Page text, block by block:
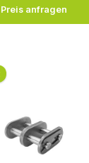
Preis anfragen